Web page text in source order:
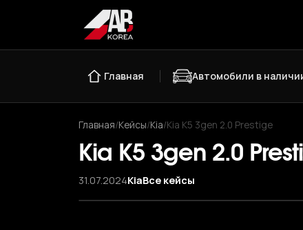
Главная Автомобили в
Главная/Кейсы/Kia/Kia K5 3gen 2.0 Prestige
Kia K5 3gen 2.0
31.07.2024KiaВсе кейсы